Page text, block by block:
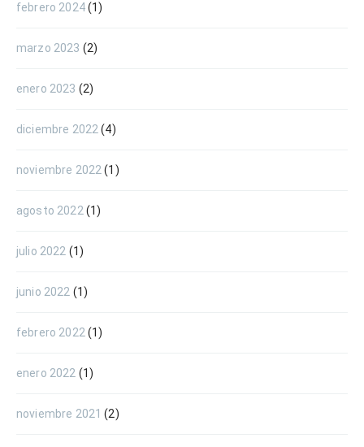
febrero 2024(1)
marzo 2023 (2)
enero 2023 (2)
diciembre 2022 (4)
noviembre 2022 (1)
agosto 2022 (1)
julio 2022 (1)
junio 2022 (1)
febrero 2022 (1)
enero 2022 (1)
noviembre 2021 (2)